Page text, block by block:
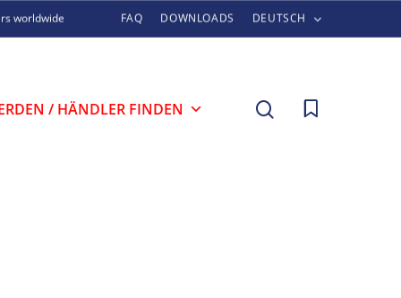
worldwide FAQ DOWNLOADS DEUTSCH
/ HÄNDLER FINDEN search